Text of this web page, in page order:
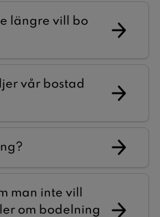
längre vill bo
vår bostad
man inte vill
om bodelning